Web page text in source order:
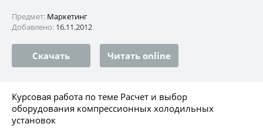
Предмет: Маркетинг
Добавлено: 16.11.2012
Скачать Читать online
Курсовая работа по теме Расчет и выбор
оборудования компрессионных холодильных
установок